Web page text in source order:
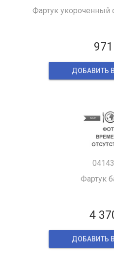
Фартук
971
ДОБАВИТЬ
Фартук
4
ДОБАВИТЬ